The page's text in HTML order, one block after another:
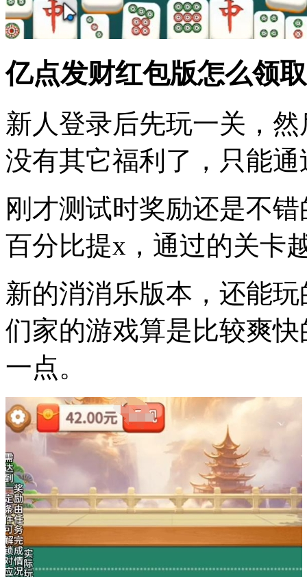
亿点发财红包版怎么领
新人登录后先玩一关，
没有其它福利了，只能
刚才测试时奖励还是不
百分比提x，通过的关卡
新的消消乐版本，还能
们家的游戏算是比较爽
一点。